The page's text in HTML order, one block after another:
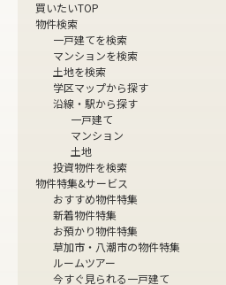
買いたいTOP
物件検索
一戸建てを検索
マンションを検索
土地を検索
学区マップから探す
沿線・駅から探す
一戸建て
マンション
土地
投資物件を検索
物件特集&サービス
おすすめ物件特集
新着物件特集
お預かり物件特集
草加市・八潮市の物件特集
ルームツアー
今すぐ見られる一戸建て